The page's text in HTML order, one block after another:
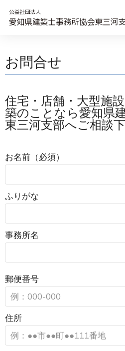
お問合せ
住宅・店舗・大型施
築のことなら愛知県
東三河支部へご相談
お名前（必須）
ふりがな
事務所名
郵便番号
住所